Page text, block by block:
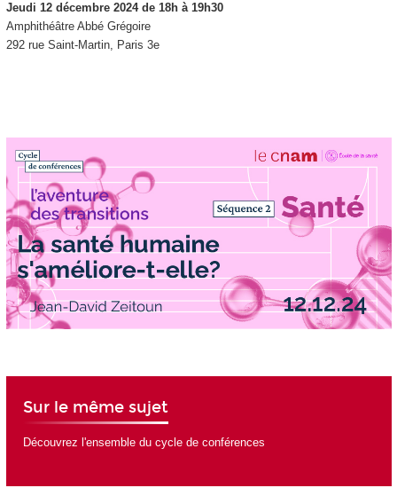
Jeudi 12 décembre 2024 de 18h à 19h30
Amphithéâtre Abbé Grégoire
292 rue Saint-Martin, Paris 3e
Sur le même sujet
Découvrez l'ensemble du cycle de conférences